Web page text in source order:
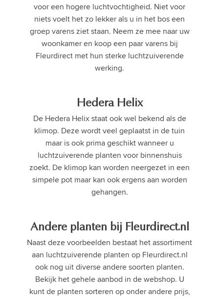
voor een hogere luchtvochtigheid. Niet voor
niets voelt het zo lekker als u in het bos een
groep varens ziet staan. Neem ze mee naar uw
woonkamer en koop een paar varens bij
Fleurdirect met hun sterke luchtzuiverende
werking.
Hedera Helix
De Hedera Helix staat ook wel bekend als de
klimop. Deze wordt veel geplaatst in de tuin
maar is ook prima geschikt wanneer u
luchtzuiverende planten voor binnenshuis
zoekt. De klimop kan worden neergezet in een
simpele pot maar kan ook ergens aan worden
gehangen.
Andere planten bij Fleurdirect.nl
Naast deze voorbeelden bestaat het assortiment
aan luchtzuiverende planten op Fleurdirect.nl
ook nog uit diverse andere soorten planten.
Bekijk het gehele aanbod in de webshop. U
kunt de planten sorteren op onder andere prijs,